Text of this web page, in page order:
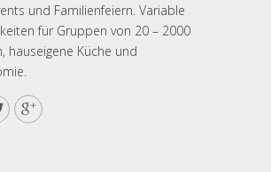
und Familienfeiern. Variable
für Gruppen von 20 – 2000
hauseigene Küche und